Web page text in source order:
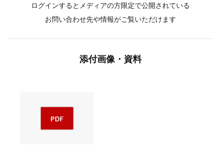
ログインするとメディアの方限定で公開されている
お問い合わせ先や情報がご覧いただけます
添付画像・資料